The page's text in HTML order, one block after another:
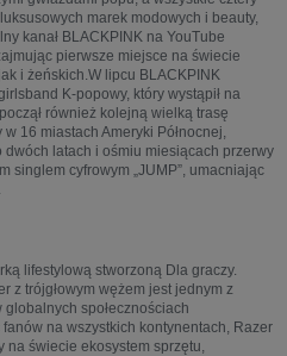
marek modowych i beauty,
kanał BLACKPINK na YouTube
pierwsze miejsce na świecie
i żeńskich.W lipcu BLACKPINK
K-popowy, który wystąpił na
również kolejną wielką trasę
16 miastach Ameryki Północnej,
dwóch latach i ośmiu miesiącach przerwy
singlem cyfrowym „JUMP”, umacniając
lifestylową stworzoną Dla graczy.
z trójgłowym wężem jest jednym z
społecznościach
na wszystkich kontynentach, Razer
na świecie ekosystem sprzętu,